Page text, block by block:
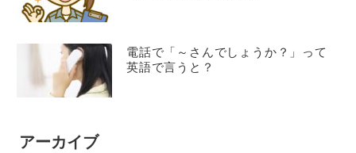
電話で「～さんでしょうか？」って
英語で言うと？
アーカイブ